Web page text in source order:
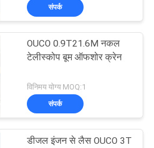
संपर्क
OUCO 0.9T21.6M नकल
टेलीस्कोप बूम ऑफशोर क्रेन
विनिमय योग्य MOQ:1
संपर्क
डीजल इंजन से लैस OUCO 3T